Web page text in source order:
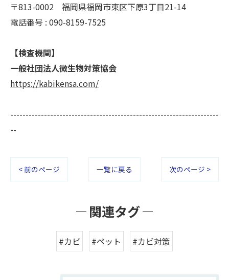
〒813-0002 福岡県福岡市東区下原3丁目21-14
電話番号 : 090-8159-7525
【検査機関】
一般社団法人微生物対策協会
https://kabikensa.com/
--------------------------------------------------------------------
--
< 前のページ 一覧に戻る 次のページ >
関連タグ
#カビ #ペット #カビ対策